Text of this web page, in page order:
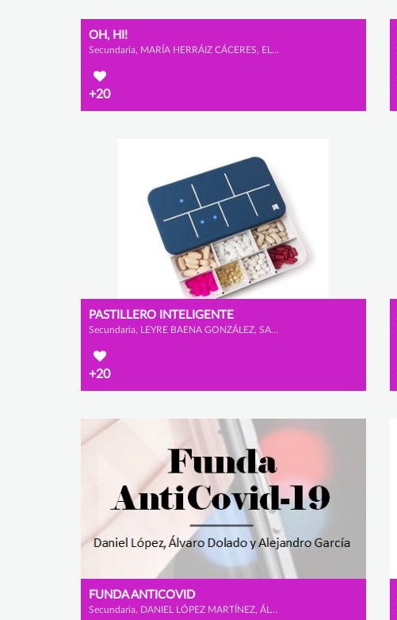
OH, HI!
Secundaria, MARÍA HERRÁIZ CÁCERES, ELSA CALVET MARTÍNEZ y AMAIA ROSA AYERDI
+20
PASTILLERO INTELIGENTE
Secundaria, LEYRE BAENA GONZÁLEZ, SARA TOMÉ LAMELAS y RUBEN MALILLOS GARCÍA
+20
FUNDA ANTICOVID
Secundaria, DANIEL LÓPEZ MARTÍNEZ, ÁLVARO DOLADO MONTERO y ALEJANDRO GARCÍA CALAMARDO